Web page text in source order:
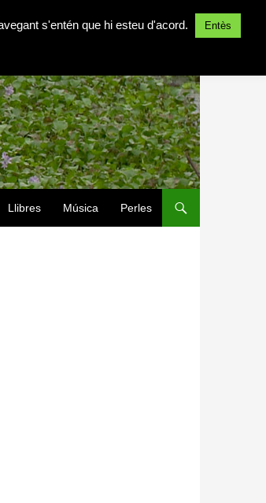
Llibres Música Perles
s'entén que hi esteu d'acord. Entès